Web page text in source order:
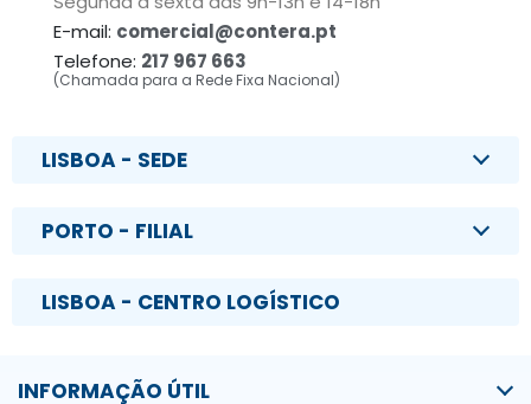
E-mail: comercial@contera.pt
Telefone: 217 967 663
(Chamada para a Rede Fixa Nacional)
LISBOA - SEDE
PORTO - FILIAL
LISBOA - CENTRO LOGÍSTICO
INFORMAÇÃO ÚTIL